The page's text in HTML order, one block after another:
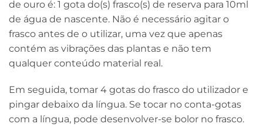
de ouro é: 1 gota do(s) frasco(s) de reserva para 10ml
de água de nascente. Não é necessário agitar o
frasco antes de o utilizar, uma vez que apenas
contém as vibrações das plantas e não tem
qualquer conteúdo material real.
Em seguida, tomar 4 gotas do frasco do utilizador e
pingar debaixo da língua. Se tocar no conta-gotas
com a língua, pode desenvolver-se bolor no frasco.